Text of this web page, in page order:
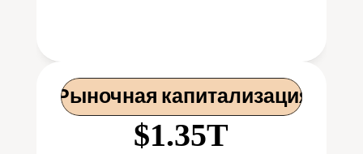
Рыночная капитализация
$1.35T